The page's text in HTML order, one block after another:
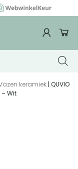
keramiek | QUVIO
Wit